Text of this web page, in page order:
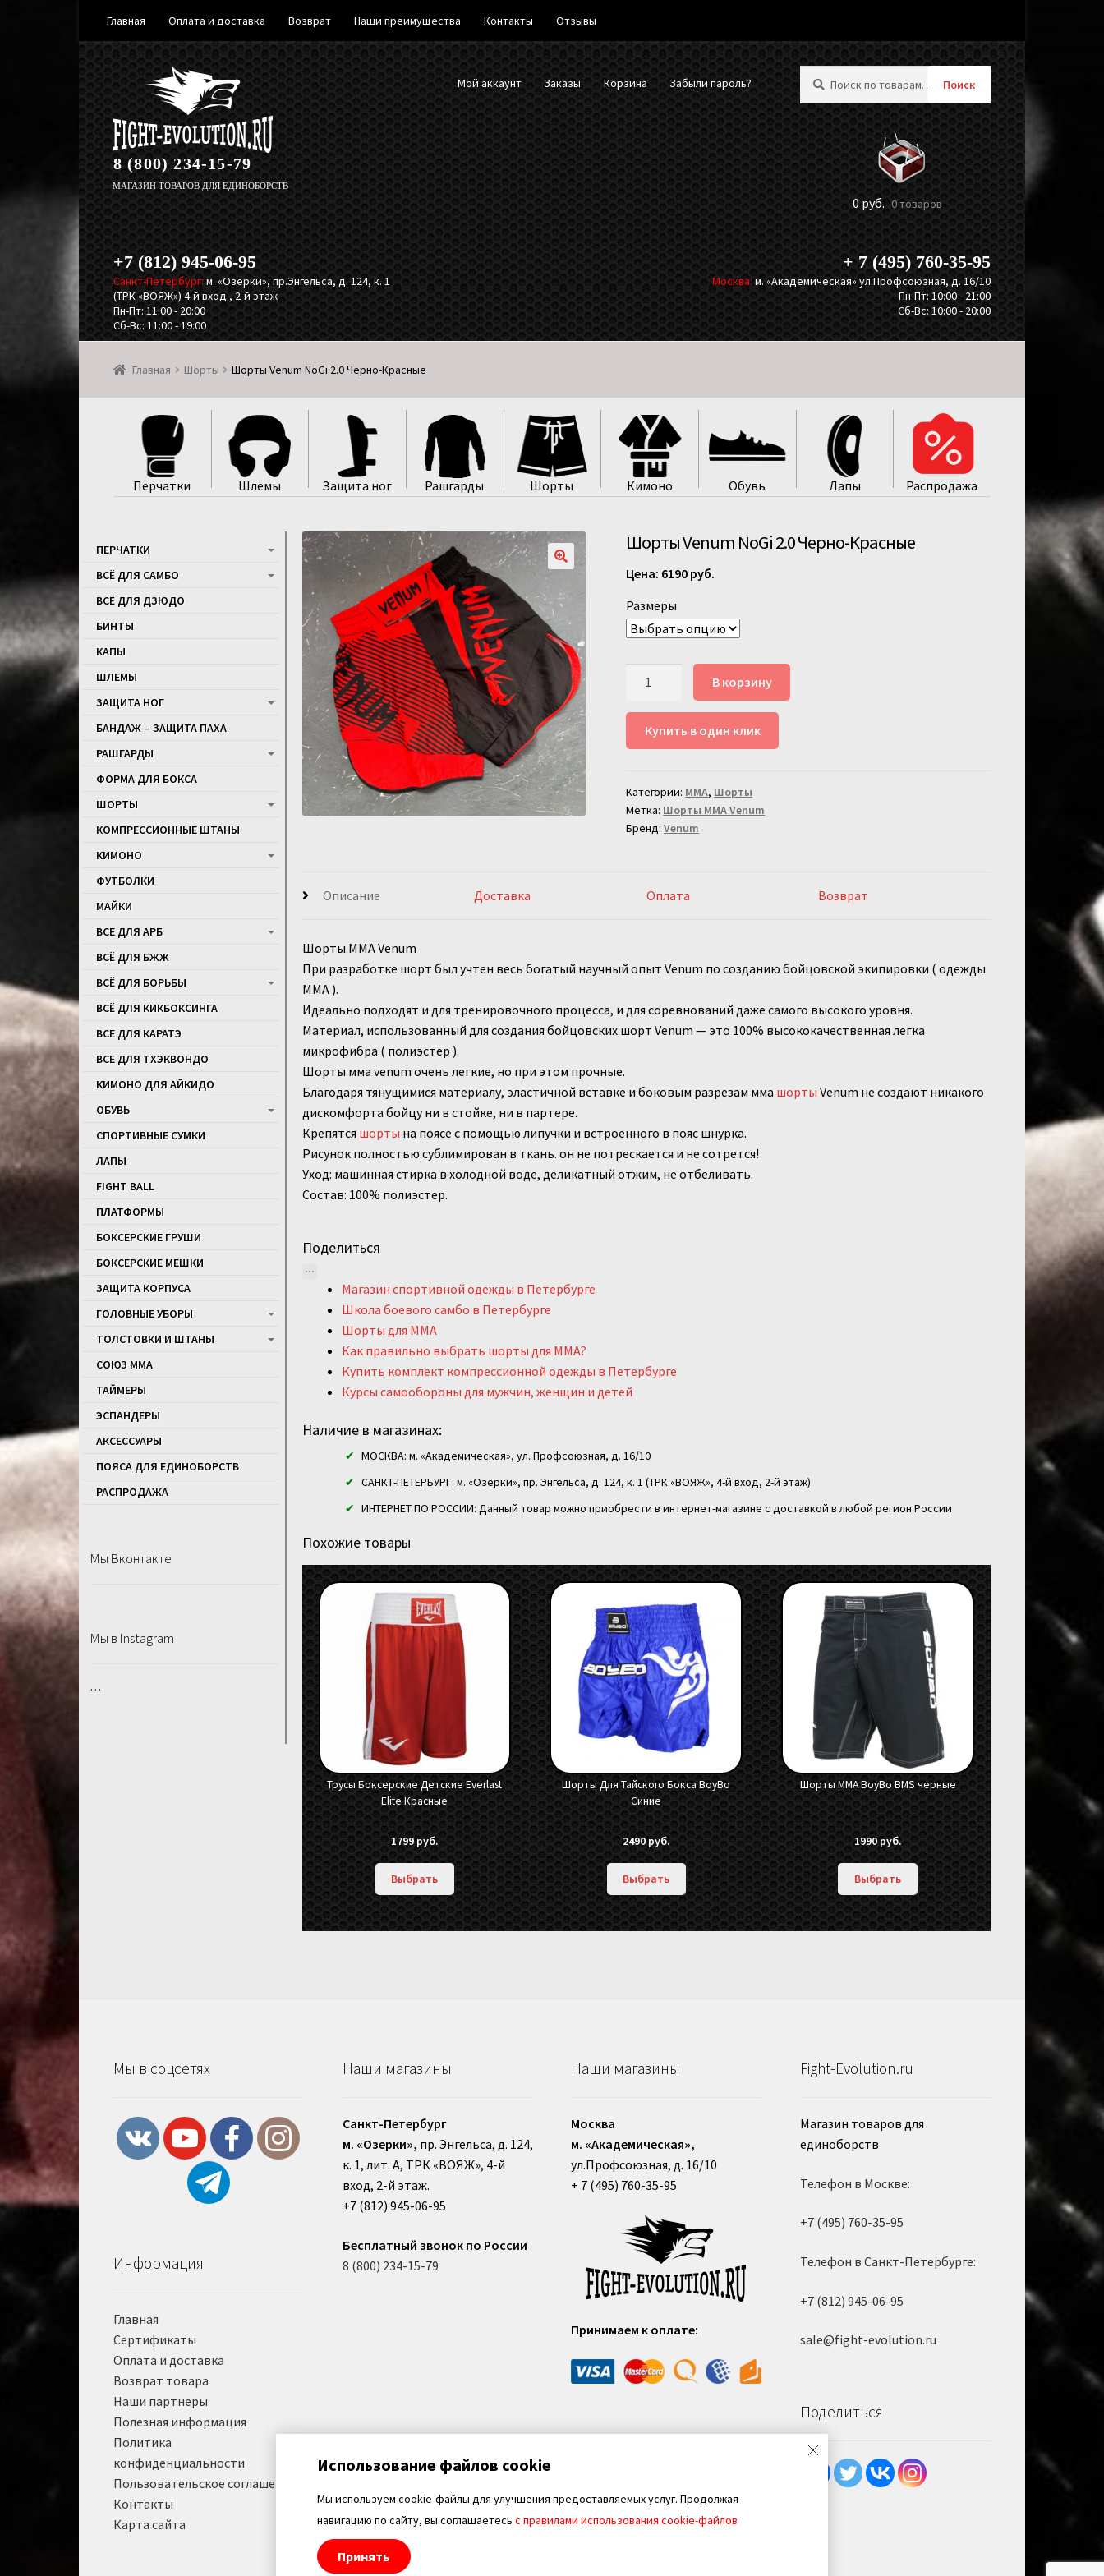
Перейти
к
навигации
Перейти
к
содержимому
Мой аккаунт Заказы Корзина Забыли пароль? Поиск
0руб. 0 товаров
8 (800) 234-15-79
МАГАЗИН ТОВАРОВ ДЛЯ ЕДИНОБОРСТВ
+7 (812) 945-06-95
Санкт-Петербург: м. «Озерки», пр.Энгельса, д. 124, к. 1
(ТРК «ВОЯЖ») 4-й вход , 2-й этаж
Пн-Пт: 11:00 - 20:00
Сб-Вс: 11:00 - 19:00
+ 7 (495) 760-35-95
Москва:м. «Академическая» ул.Профсоюзная, д. 16/10
Пн-Пт: 10:00 - 21:00
Сб-Вс: 10:00 - 20:00
Главная Шорты Шорты Venum NoGi 2.0 Черно-Красные
Перчатки Шлемы Защита ног Рашгарды Шорты Кимоно Обувь Лапы Распродажa
Шорты Venum NoGi 2.0 Черно-Красные
6190 руб.
Размеры
Шорты
Venum
Черно-
Красные
В корзину
Купить в один клик
Категории: ММА, Шорты
Метка: Шорты ММА Venum
Бренд:Venum
Описание Доставка Оплата Возврат
Шорты ММА Venum
При разработке шорт был учтен весь богатый научный опыт Venum по созданию бойцовской экипировки ( одежды
ММА ).
Идеально подходят и для тренировочного процесса, и для соревнований даже самого высокого уровня.
Материал, использованный для создания бойцовских шорт Venum — это 100% высококачественная легка
микрофибра ( полиэстер ).
Шорты мма venum очень легкие, но при этом прочные.
Благодаря тянущимися материалу, эластичной вставке и боковым разрезам мма шорты Venum не создают никакого
дискомфорта бойцу ни в стойке, ни в партере.
Крепятся шорты на поясе с помощью липучки и встроенного в пояс шнурка.
Рисунок полностью сублимирован в ткань. он не потрескается и не сотрется!
Уход: машинная стирка в холодной воде, деликатный отжим, не отбеливать.
Состав: 100% полиэстер.
Поделиться
Магазин спортивной одежды в Петербурге
Школа боевого самбо в Петербурге
Шорты для ММА
Как правильно выбрать шорты для MMA?
Купить комплект компрессионной одежды в Петербурге
Курсы самообороны для мужчин, женщин и детей
Наличие в магазинах:
МОСКВА: м. «Академическая», ул. Профсоюзная, д. 16/10
САНКТ-ПЕТЕРБУРГ: м. «Озерки», пр. Энгельса, д. 124, к. 1 (ТРК «ВОЯЖ», 4-й вход, 2-й этаж)
ИНТЕРНЕТ ПО РОССИИ: Данный товар можно приобрести в интернет-магазине с доставкой в любой регион России
Похожие товары
Трусы Боксерские Детские Everlast
Elite Красные
1799руб.
Выбрать
Шорты Для Тайского Бокса BoyBo
Синие
2490руб.
Выбрать
Шорты ММА BoyBo BMS черные
1990руб.
Выбрать
ПЕРЧАТКИ
ВСЁ ДЛЯ САМБО
ВСЁ ДЛЯ ДЗЮДО
БИНТЫ
КАПЫ
ШЛЕМЫ
ЗАЩИТА НОГ
БАНДАЖ – ЗАЩИТА ПАХА
РАШГАРДЫ
ФОРМА ДЛЯ БОКСА
ШОРТЫ
КОМПРЕССИОННЫЕ ШТАНЫ
КИМОНО
ФУТБОЛКИ
МАЙКИ
ВСЕ ДЛЯ АРБ
ВСЁ ДЛЯ БЖЖ
ВСЁ ДЛЯ БОРЬБЫ
ВСЁ ДЛЯ КИКБОКСИНГА
ВСЕ ДЛЯ КАРАТЭ
ВСЕ ДЛЯ ТХЭКВОНДО
КИМОНО ДЛЯ АЙКИДО
ОБУВЬ
СПОРТИВНЫЕ СУМКИ
ЛАПЫ
FIGHT BALL
ПЛАТФОРМЫ
БОКСЕРСКИЕ ГРУШИ
БОКСЕРСКИЕ МЕШКИ
ЗАЩИТА КОРПУСА
ГОЛОВНЫЕ УБОРЫ
ТОЛСТОВКИ И ШТАНЫ
СОЮЗ ММА
ТАЙМЕРЫ
ЭСПАНДЕРЫ
АКСЕССУАРЫ
ПОЯСА ДЛЯ ЕДИНОБОРСТВ
РАСПРОДАЖA
Мы Вконтакте
Мы в Instagram
…
Мы в соцсетях
Информация
Главная
Сертификаты
Оплата и доставка
Возврат товара
Наши партнеры
Полезная информация
Политика
конфиденциальности
Пользовательское соглашение
Контакты
Карта сайта
Наши магазины
Санкт-Петербург
м. «Озерки», пр. Энгельса, д. 124,
к. 1, лит. А, ТРК «ВОЯЖ», 4-й
вход, 2-й этаж.
+7 (812) 945-06-95
Бесплатный звонок по России
8 (800) 234-15-79
Наши магазины
Москва
м. «Академическая»,
ул.Профсоюзная, д. 16/10
+ 7 (495) 760-35-95
Принимаем к оплате:
Fight-Evolution.ru
Магазин товаров для
единоборств
Телефон в Москве:
+7 (495) 760-35-95
Телефон в Санкт-Петербурге:
+7 (812) 945-06-95
sale@fight-evolution.ru
Поделиться
Главная Оплата и доставка Возврат Наши преимущества Контакты Отзывы
Использование файлов cookie
Мы используем cookie-файлы для улучшения предоставляемых услуг. Продолжая
навигацию по сайту, вы соглашаетесь с правилами использования cookie-файлов
Принять